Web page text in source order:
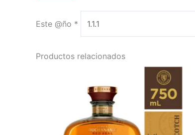
Este @ño *
Productos relacionados